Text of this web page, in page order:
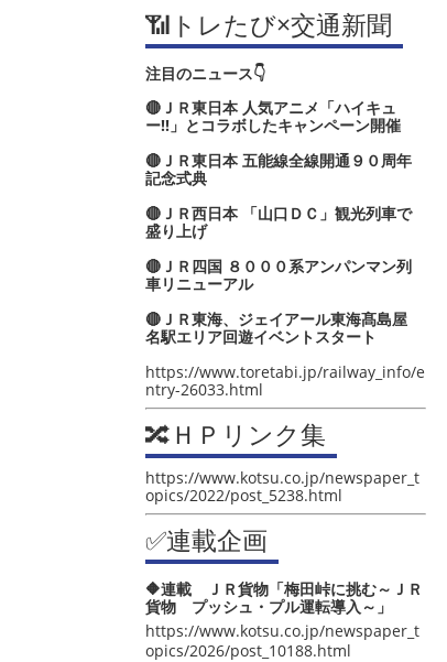
📶トレたび×交通新聞
注目のニュース👇
🔴ＪＲ東日本 人気アニメ「ハイキュ
ー‼」とコラボしたキャンペーン開催
🔴ＪＲ東日本 五能線全線開通９０周年
記念式典
🔴ＪＲ西日本 「山口ＤＣ」観光列車で
盛り上げ
🔴ＪＲ四国 ８０００系アンパンマン列
車リニューアル
🔴ＪＲ東海、ジェイアール東海髙島屋
名駅エリア回遊イベントスタート
https://www.toretabi.jp/railway_info/e
ntry-26033.html
🔀ＨＰリンク集
https://www.kotsu.co.jp/newspaper_t
opics/2022/post_5238.html
✅連載企画
🔶連載 ＪＲ貨物「梅田峠に挑む～ＪＲ
貨物 プッシュ・プル運転導入～」
https://www.kotsu.co.jp/newspaper_t
opics/2026/post_10188.html